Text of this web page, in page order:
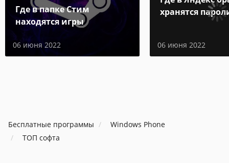
Где в папке Стим
находятся игры
06 июня 2022
хранятся
06 июня 2022
Бесплатные программы
Windows Phone
ТОП софта